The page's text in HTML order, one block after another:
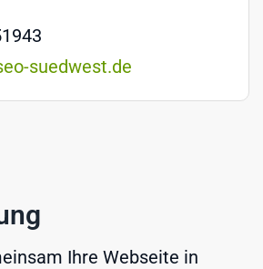
suedwest.de
Ihre Webseite in